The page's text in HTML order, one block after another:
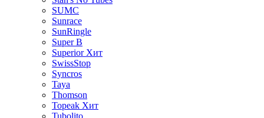
SUMC
Sunrace
SunRingle
Super B
Superior Хит
SwissStop
Syncros
Taya
Thomson
Topeak Хит
Tubolito